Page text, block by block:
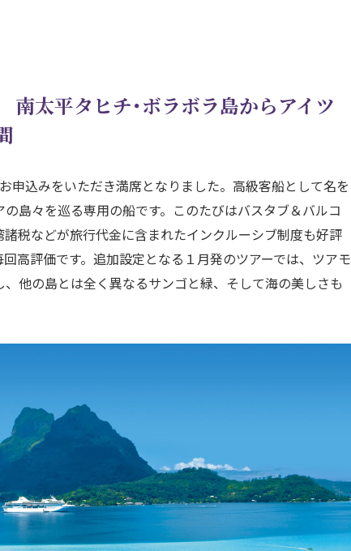
太平タヒチ･ボラボラ島からアイツ
申込みをいただき満席となりました。高級客船として名を
島々を巡る専用の船です。このたびはバスタブ＆バルコ
税などが旅行代金に含まれたインクルーシブ制度も好評
高評価です。追加設定となる１月発のツアーでは、ツアモ
他の島とは全く異なるサンゴと緑、そして海の美しさも